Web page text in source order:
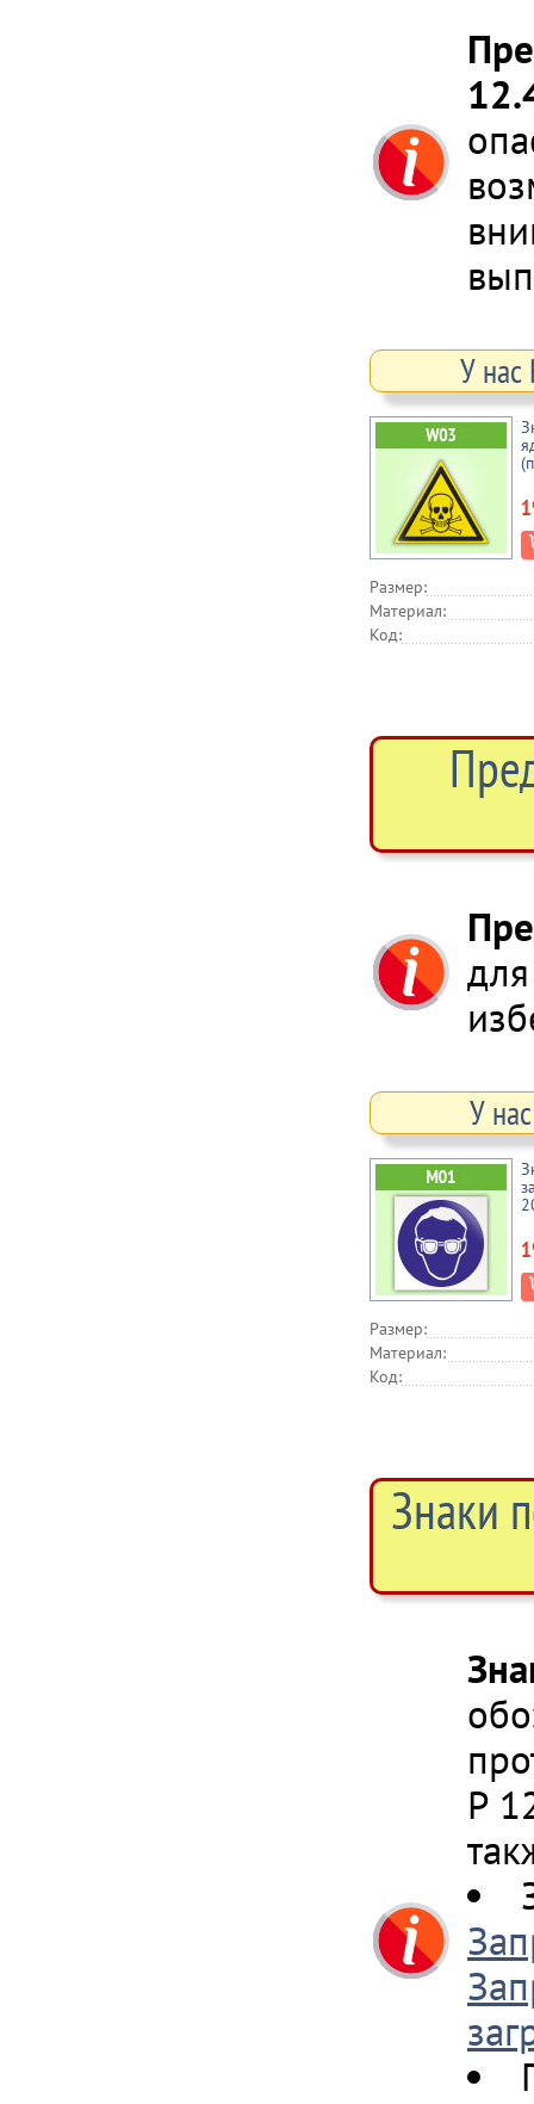
У нас
Размер:
Материал:
Код:
У
Размер:
Материал:
Код:
Знаки
Р